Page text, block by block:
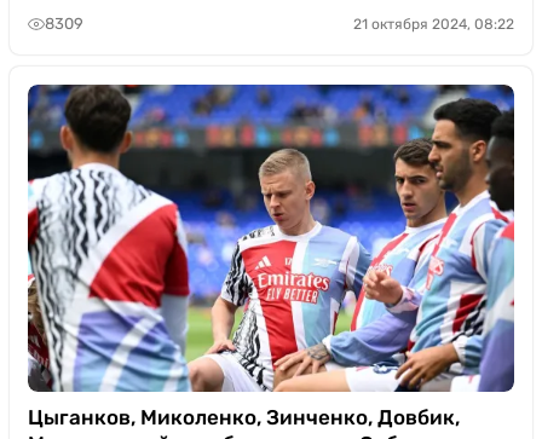
8309 21 октября 2024, 08:22
Цыганков, Миколенко, Зинченко, Довбик,